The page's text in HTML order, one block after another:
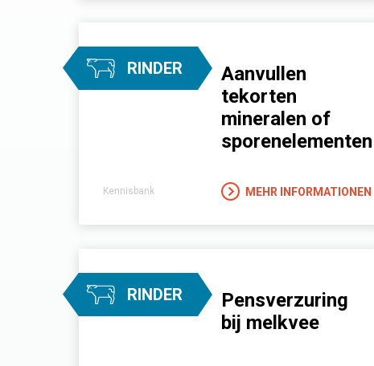
RINDER
Kennisbank
Aanvullen
tekorten
mineralen of
sporenelementen
MEHR INFORMATIONEN
RINDER
Pensverzuring
bij melkvee